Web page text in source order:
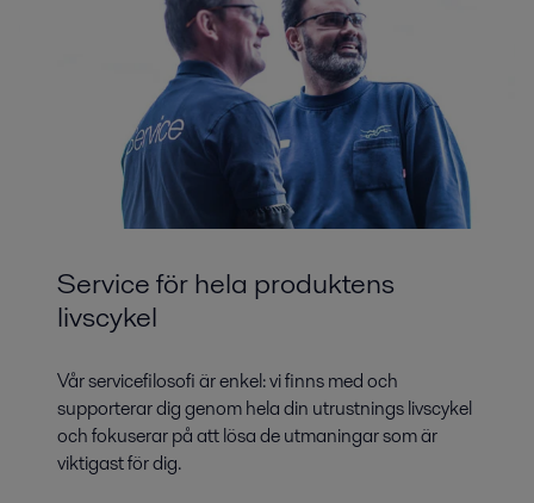
Service för hela produktens
livscykel
Vår servicefilosofi är enkel: vi finns med och
supporterar dig genom hela din utrustnings livscykel
och fokuserar på att lösa de utmaningar som är
viktigast för dig.